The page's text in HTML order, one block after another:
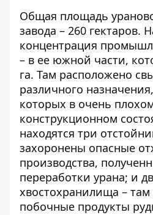
Общая площадь
завода – 260 гектаров.
концентрация
– в ее южной части,
га. Там расположено
различного
которых в очень
конструкционном
находятся три
захоронены опасные
производства,
переработки урана; и
хвостохранилища –
побочные продукты